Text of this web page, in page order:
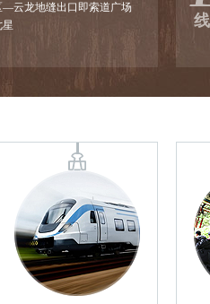
云龙地缝出口即索道广场